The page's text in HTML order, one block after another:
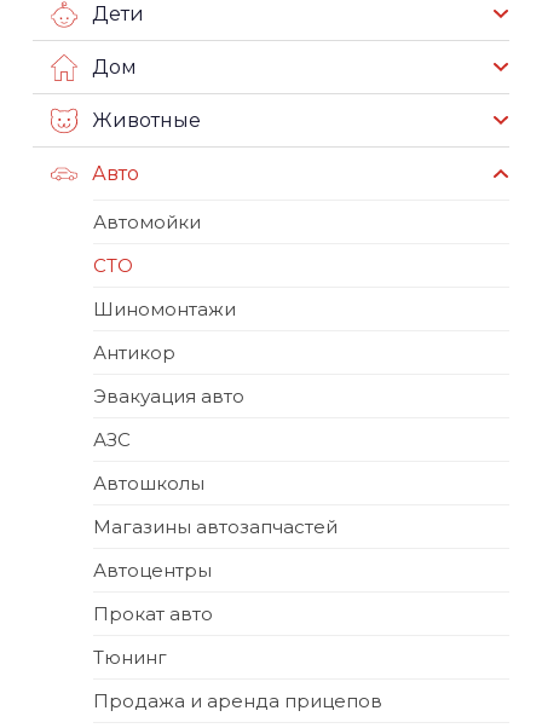
Дети
Дом
Животные
Авто
Автомойки
СТО
Шиномонтажи
Антикор
Эвакуация авто
АЗС
Автошколы
Магазины автозапчастей
Автоцентры
Прокат авто
Тюнинг
Продажа и аренда прицепов